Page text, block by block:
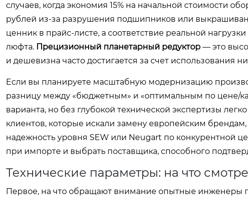
случаев, когда экономия 15% на начальной стоимости
рублей из-за разрушения подшипников или
ценник в прайс-листе, а соответствие реальной
люфта. Прецизионный планетарный редуктор — это
и дешевизна часто достигается за счет использования
Если вы планируете масштабную модернизацию
разницу между «бюджетным» и «оптимальным по цене/
варианта, но без глубокой технической экспертизы
клиентов, которые искали замену европейским
надежность уровня SEW или Neugart по конкурентной
при импорте и выбрать поставщика, способного
Технические параметры: на что
Первое, на что обращают внимание опытные инженеры